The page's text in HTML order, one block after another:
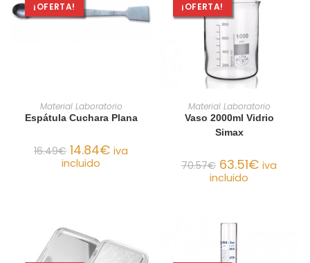
¡OFERTA!
AÑADIR AL CARRITO
Material Laboratorio
Espátula Cuchara Plana
16.49€ 14.84€ iva
incluido
¡OFERTA!
AÑADIR AL CARRITO
Material Laboratorio
Vaso 2000ml Vidrio
Simax
70.57€ 63.51€ iva
incluido